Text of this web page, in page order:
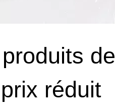
de
réduit